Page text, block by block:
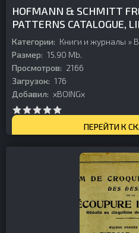
HOFMANN & SCHMITT
PATTERNS CATALOGUE,
GERMANY, C. 1938
Категории: Книги и журналы »
Размер: 15.90 Mb.
Просмотров: 2166
Загрузок: 176
Добавил: xBOINGx
ПЕРЕЙТИ К